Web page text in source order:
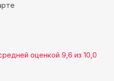
оценкой 9,6 из 10,0